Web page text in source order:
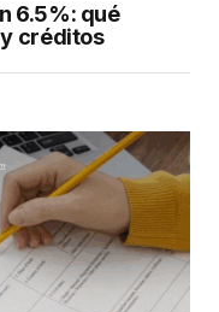
6.5%: qué
créditos